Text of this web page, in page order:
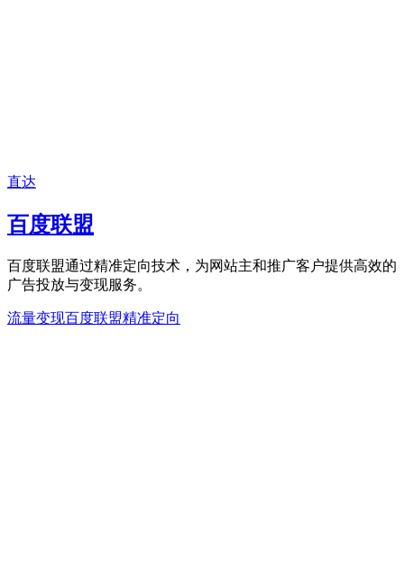
直达
百度联盟
百度联盟通过精准定向技术，为网站主和推广客户提供高效的
广告投放与变现服务。
流量变现百度联盟精准定向